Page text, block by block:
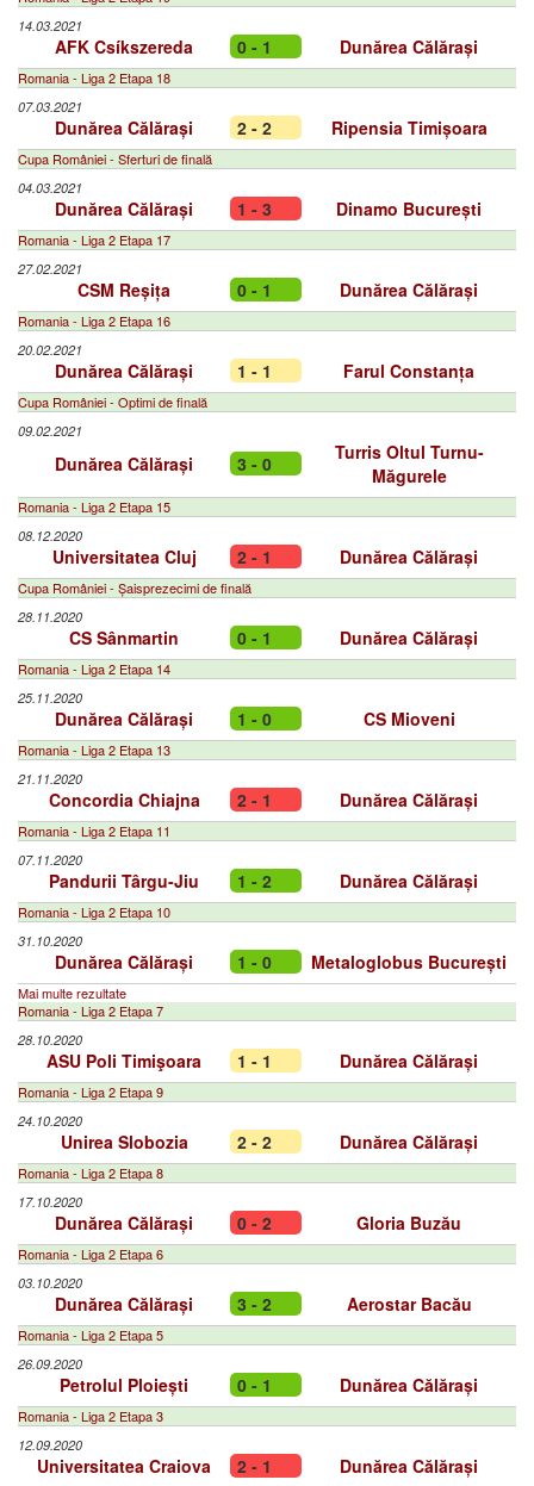
14.03.2021
AFK Csíkszereda 0 - 1 Dunărea Călărași
Romania - Liga 2 Etapa 18
07.03.2021
Dunărea Călărași 2 - 2 Ripensia Timișoara
Cupa României - Sferturi de finală
04.03.2021
Dunărea Călărași 1 - 3 Dinamo București
Romania - Liga 2 Etapa 17
27.02.2021
CSM Reșița 0 - 1 Dunărea Călărași
Romania - Liga 2 Etapa 16
20.02.2021
Dunărea Călărași 1 - 1 Farul Constanța
Cupa României - Optimi de finală
09.02.2021
Dunărea Călărași 3 - 0
Turris Oltul Turnu-
Măgurele
Romania - Liga 2 Etapa 15
08.12.2020
Universitatea Cluj 2 - 1 Dunărea Călărași
Cupa României - Șaisprezecimi de finală
28.11.2020
CS Sânmartin 0 - 1 Dunărea Călărași
Romania - Liga 2 Etapa 14
25.11.2020
Dunărea Călărași 1 - 0 CS Mioveni
Romania - Liga 2 Etapa 13
21.11.2020
Concordia Chiajna 2 - 1 Dunărea Călărași
Romania - Liga 2 Etapa 11
07.11.2020
Pandurii Târgu-Jiu 1 - 2 Dunărea Călărași
Romania - Liga 2 Etapa 10
31.10.2020
Dunărea Călărași 1 - 0 Metaloglobus București
Mai multe rezultate
Romania - Liga 2 Etapa 7
28.10.2020
ASU Poli Timişoara 1 - 1 Dunărea Călărași
Romania - Liga 2 Etapa 9
24.10.2020
Unirea Slobozia 2 - 2 Dunărea Călărași
Romania - Liga 2 Etapa 8
17.10.2020
Dunărea Călărași 0 - 2 Gloria Buzău
Romania - Liga 2 Etapa 6
03.10.2020
Dunărea Călărași 3 - 2 Aerostar Bacău
Romania - Liga 2 Etapa 5
26.09.2020
Petrolul Ploiești 0 - 1 Dunărea Călărași
Romania - Liga 2 Etapa 3
12.09.2020
Universitatea Craiova 2 - 1 Dunărea Călărași